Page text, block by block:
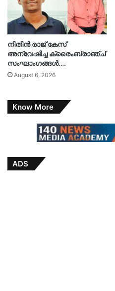
നിതിൻ രാജ് കേസ്
അന്വേഷിച്ച ക്രൈംബ്രാഞ്ച്
സംഘാംഗങ്ങൾ….
August 6, 2026
Know More
ADS